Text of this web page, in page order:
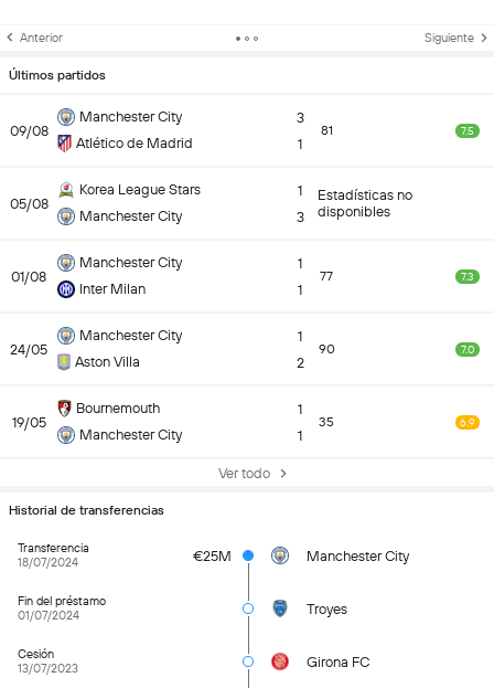
Anterior Siguiente
Últimos partidos
09/08
Manchester City
Atlético de Madrid
3
1
81 7.5
05/08
Korea League Stars
Manchester City
1
3
Estadísticas no
disponibles
01/08
Manchester City
Inter Milan
1
1
77 7.3
24/05
Manchester City
Aston Villa
1
2
90 7.0
19/05
Bournemouth
Manchester City
1
1
35 6.9
Ver todo
Historial de transferencias
Transferencia
18/07/2024
€25M Manchester City
Fin del préstamo
01/07/2024
Troyes
Cesión
13/07/2023
Girona FC